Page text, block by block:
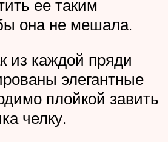
ее таким
она не мешала.
из каждой пряди
элегантные
плойкой завить
челку.